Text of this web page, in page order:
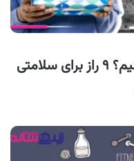
۴۰ سالگی را چطور آغاز کنیم؟ ۹ راز برای سلامتی